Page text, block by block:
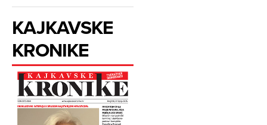
KAJKAVSKE
KRONIKE